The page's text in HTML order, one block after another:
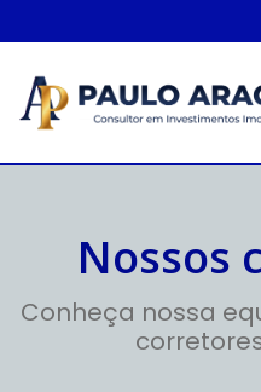
Nossos
Conheça nossa